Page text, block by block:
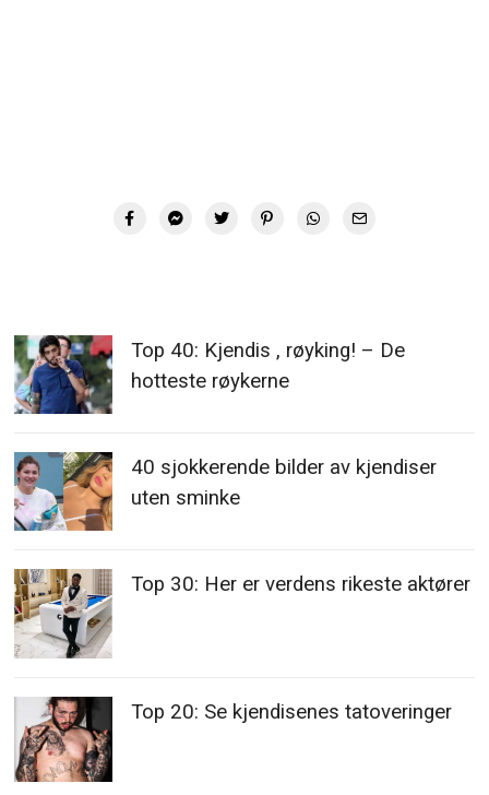
Top 40: Kjendis , røyking! – De
hotteste røykerne
40 sjokkerende bilder av kjendiser
uten sminke
Top 30: Her er verdens rikeste aktører
Top 20: Se kjendisenes tatoveringer